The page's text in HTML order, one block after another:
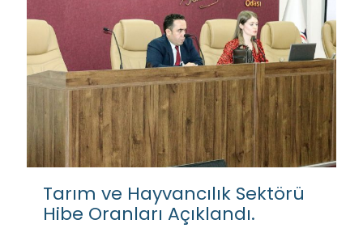
Tarım ve Hayvancılık Sektörü
Hibe Oranları Açıklandı.